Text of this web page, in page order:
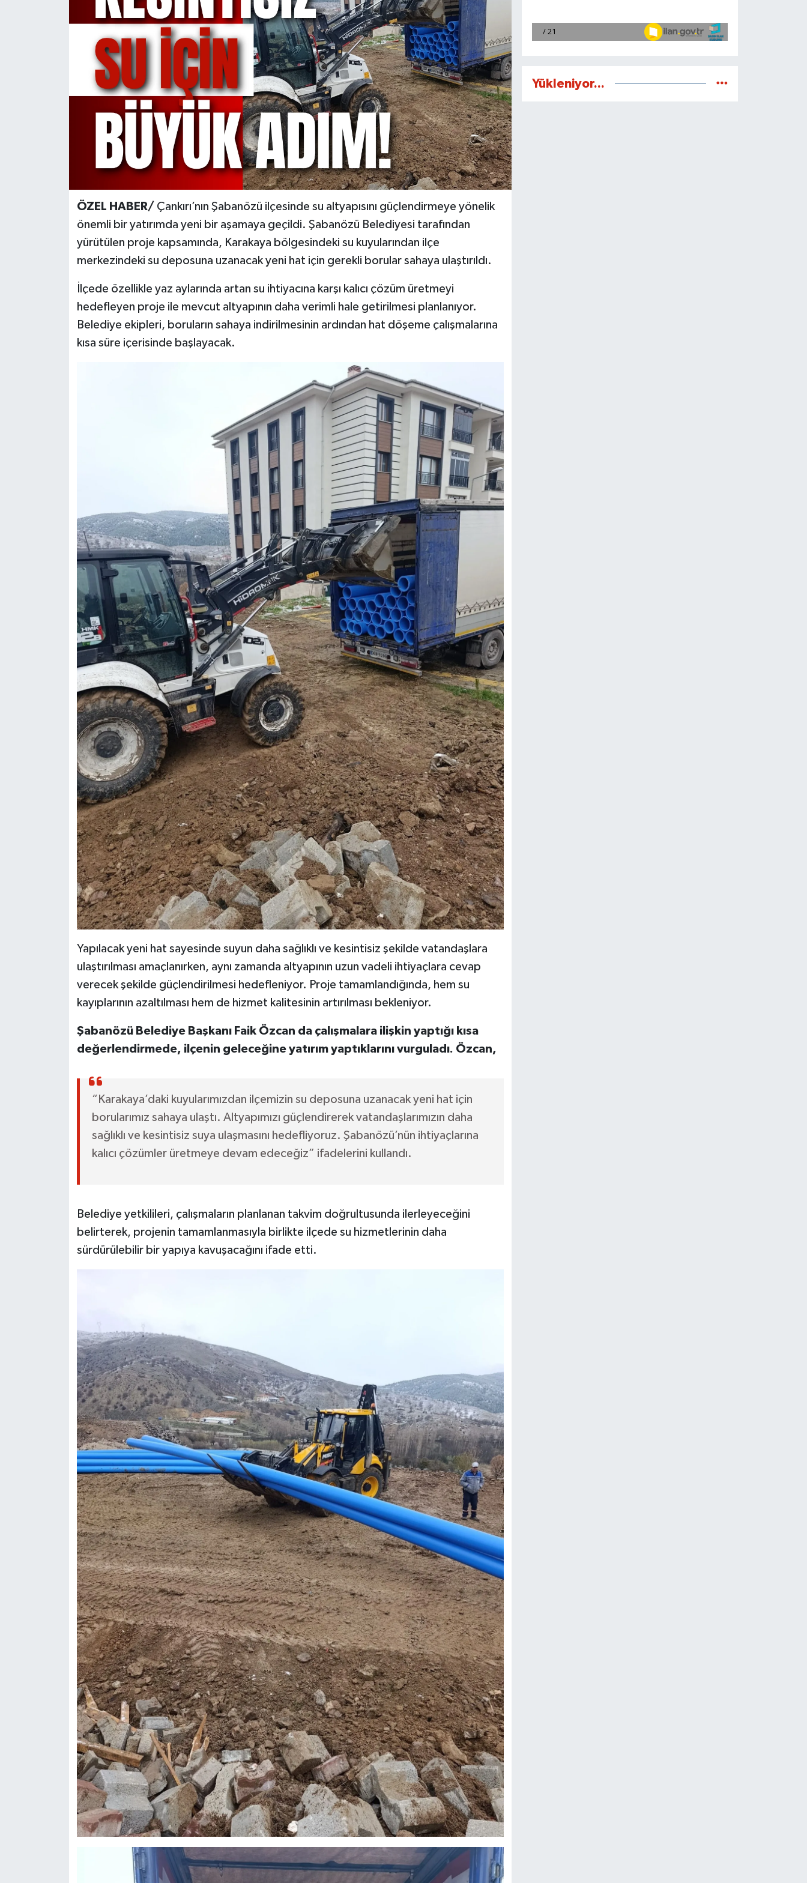
ÖZEL HABER/ Çankırı’nın Şabanözü ilçesinde su altyapısını güçlendirmeye yönelik
önemli bir yatırımda yeni bir aşamaya geçildi. Şabanözü Belediyesi tarafından
yürütülen proje kapsamında, Karakaya bölgesindeki su kuyularından ilçe
merkezindeki su deposuna uzanacak yeni hat için gerekli borular sahaya ulaştırıldı.
İlçede özellikle yaz aylarında artan su ihtiyacına karşı kalıcı çözüm üretmeyi
hedefleyen proje ile mevcut altyapının daha verimli hale getirilmesi planlanıyor.
Belediye ekipleri, boruların sahaya indirilmesinin ardından hat döşeme çalışmalarına
kısa süre içerisinde başlayacak.
Yapılacak yeni hat sayesinde suyun daha sağlıklı ve kesintisiz şekilde vatandaşlara
ulaştırılması amaçlanırken, aynı zamanda altyapının uzun vadeli ihtiyaçlara cevap
verecek şekilde güçlendirilmesi hedefleniyor. Proje tamamlandığında, hem su
kayıplarının azaltılması hem de hizmet kalitesinin artırılması bekleniyor.
Şabanözü Belediye Başkanı Faik Özcan da çalışmalara ilişkin yaptığı kısa
değerlendirmede, ilçenin geleceğine yatırım yaptıklarını vurguladı. Özcan,
“Karakaya’daki kuyularımızdan ilçemizin su deposuna uzanacak yeni hat için
borularımız sahaya ulaştı. Altyapımızı güçlendirerek vatandaşlarımızın daha
sağlıklı ve kesintisiz suya ulaşmasını hedefliyoruz. Şabanözü’nün ihtiyaçlarına
kalıcı çözümler üretmeye devam edeceğiz” ifadelerini kullandı.
Belediye yetkilileri, çalışmaların planlanan takvim doğrultusunda ilerleyeceğini
belirterek, projenin tamamlanmasıyla birlikte ilçede su hizmetlerinin daha
sürdürülebilir bir yapıya kavuşacağını ifade etti.
Yükleniyor...
KÜLTÜR SANAT
VİZYONDAKİLER